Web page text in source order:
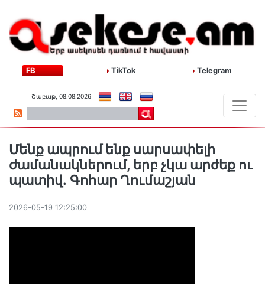
FB TikTok Telegram
Շաբաթ, 08.08.2026
Մենք ապրում ենք սարսափելի
ժամանակներում, երբ չկա արժեք ու
պատիվ․ Գոհար Ղումաշյան
2026-05-19 12:25:00